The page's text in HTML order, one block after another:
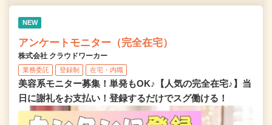
NEW
アンケートモニター（完全在宅）
株式会社 クラウドワーカー
業務委託 登録制 在宅・内職
美容系モニター募集！単発もOK♪【人気の完全在宅♪】当
日に謝礼をお支払い！登録するだけでスグ働ける！